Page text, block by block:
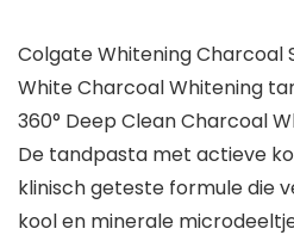
Colgate Whitening Charcoal
White Charcoal Whitening
360° Deep Clean Charcoal
De tandpasta met actieve
klinisch geteste formule die
kool en minerale